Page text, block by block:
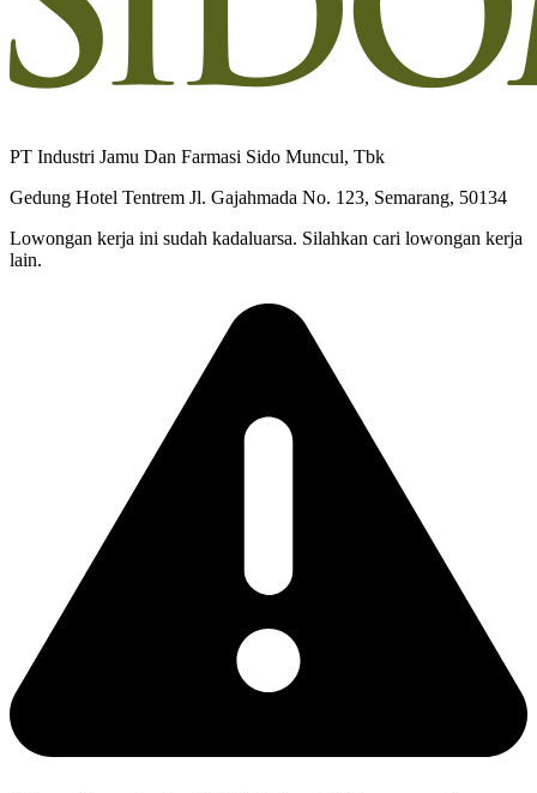
PT Industri Jamu Dan Farmasi Sido Muncul, Tbk
Gedung Hotel Tentrem Jl. Gajahmada No. 123, Semarang, 50134
Lowongan kerja ini sudah kadaluarsa. Silahkan cari lowongan kerja
lain.